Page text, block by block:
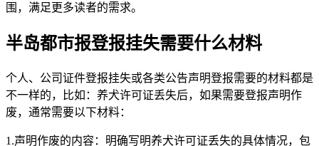
围，满足更多读者的需求。
半岛都市报登报挂失需要什么材料
个人、公司证件登报挂失或各类公告声明登报需要的材料都是
不一样的，比如：养犬许可证丢失后，如果需要登报声明作
废，通常需要以下材料：
1.声明作废的内容：明确写明养犬许可证丢失的具体情况，包